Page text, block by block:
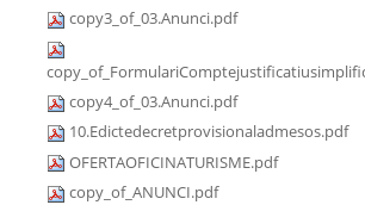
copy3_of_03.Anunci.pdf
copy4_of_03.Anunci.pdf
10.Edictedecretprovisionaladmesos.pdf
OFERTAOFICINATURISME.pdf
copy_of_ANUNCI.pdf